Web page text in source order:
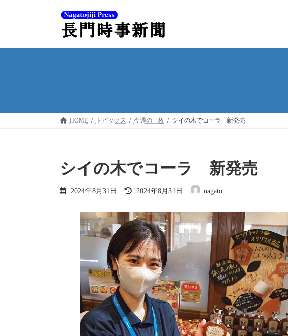
ツ
シ
HOME トピックス 今週の一枚 シイの木でコーラ 新発売
シイの木でコーラ 新発売
2024年8月31日
最
新
日
時
:
2024年8月31日 nagato